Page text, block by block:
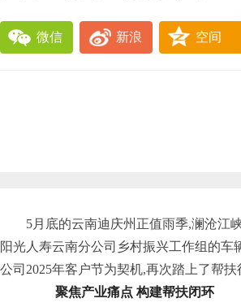
微信 新浪 空间
5月底的云南迪庆州正值雨季,澜沧江
阳光人寿云南分公司乡村振兴工作组的
公司2025年客户节为契机,再次踏上了帮扶
聚焦产业痛点 构建帮扶闭环